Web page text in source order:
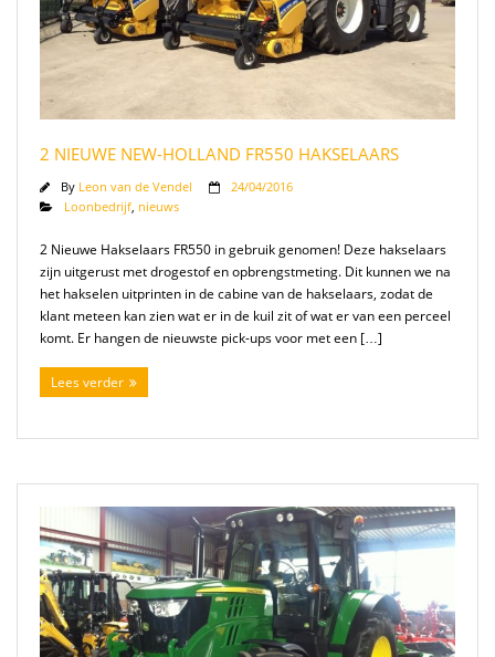
2 NIEUWE NEW-HOLLAND FR550 HAKSELAARS
By Leon van de Vendel
24/04/2016
Loonbedrijf nieuws
2 Nieuwe Hakselaars FR550 in gebruik genomen! Deze hakselaars
zijn uitgerust met drogestof en opbrengstmeting. Dit kunnen we na
het hakselen uitprinten in de cabine van de hakselaars, zodat de
klant meteen kan zien wat er in de kuil zit of wat er van een perceel
komt. Er hangen de nieuwste pick-ups voor met een […]
Lees verder